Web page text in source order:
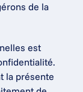
de la
est
la présente